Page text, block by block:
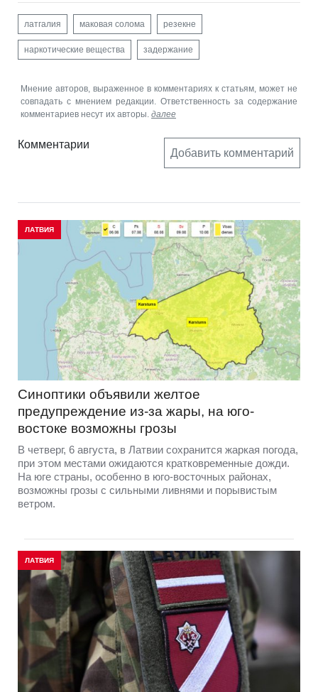
латгалия маковая солома резекне
наркотические вещества задержание
Мнение авторов, выраженное в комментариях к статьям, может не
совпадать с мнением редакции. Ответственность за содержание
комментариев несут их авторы. далее
Комментарии
Добавить комментарий
ЛАТВИЯ
Синоптики объявили желтое
предупреждение из-за жары, на юго-
востоке возможны грозы
В четверг, 6 августа, в Латвии сохранится жаркая погода,
при этом местами ожидаются кратковременные дожди.
На юге страны, особенно в юго-восточных районах,
возможны грозы с сильными ливнями и порывистым
ветром.
ЛАТВИЯ